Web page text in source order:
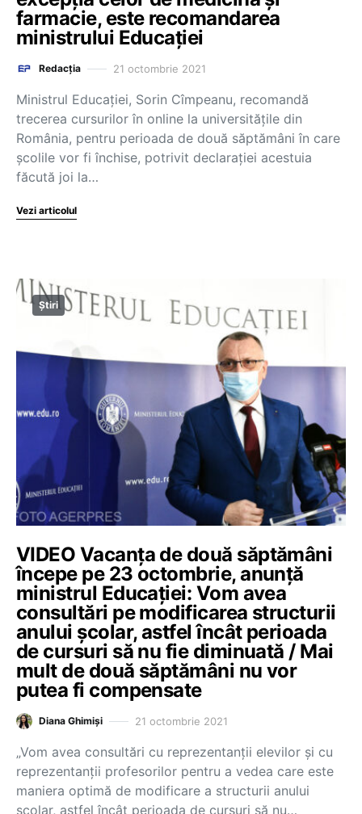
farmacie, este recomandarea
ministrului Educației
Redacția 21 octombrie 2021
Ministrul Educației, Sorin Cîmpeanu, recomandă
trecerea cursurilor în online la universitățile din
România, pentru perioada de două săptămâni în care
școlile vor fi închise, potrivit declarației acestuia
făcută joi la…
Vezi articolul
Știri
VIDEO Vacanța de două săptămâni
începe pe 23 octombrie, anunță
ministrul Educației: Vom avea
consultări pe modificarea structurii
anului școlar, astfel încât perioada
de cursuri să nu fie diminuată / Mai
mult de două săptămâni nu vor
putea fi compensate
Diana Ghimiși 21 octombrie 2021
„Vom avea consultări cu reprezentanții elevilor și cu
reprezentanții profesorilor pentru a vedea care este
maniera optimă de modificare a structurii anului
școlar, astfel încât perioada de cursuri să nu…